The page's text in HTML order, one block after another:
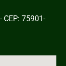
CEP: 75901-